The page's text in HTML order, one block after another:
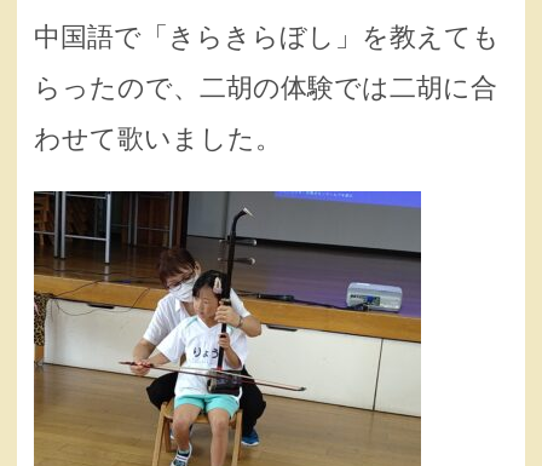
中国語で「きらきらぼし」を教えても
らったので、二胡の体験では二胡に合
わせて歌いました。